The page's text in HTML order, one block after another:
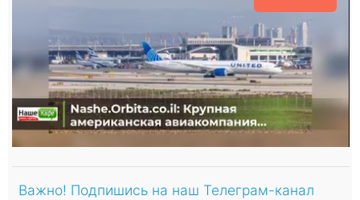
Важно! Подпишись на наш Телеграм-канал